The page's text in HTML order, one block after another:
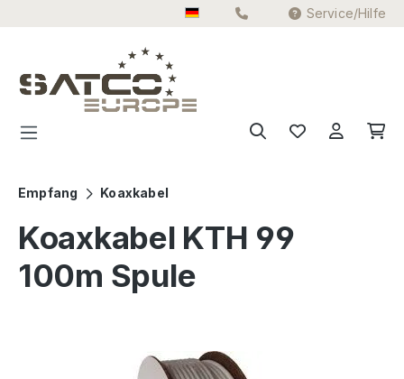
Zum Hauptinhalt springen Service/Hilfe
Empfang Koaxkabel
Koaxkabel KTH 99
100m Spule
Bildergalerie überspringen